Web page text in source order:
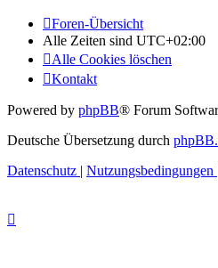
Foren-Übersicht
Alle Zeiten sind UTC+02:00
Alle Cookies löschen
Kontakt
Powered by phpBB® Forum
Deutsche Übersetzung durch
Datenschutz | Nutzungsbedingungen